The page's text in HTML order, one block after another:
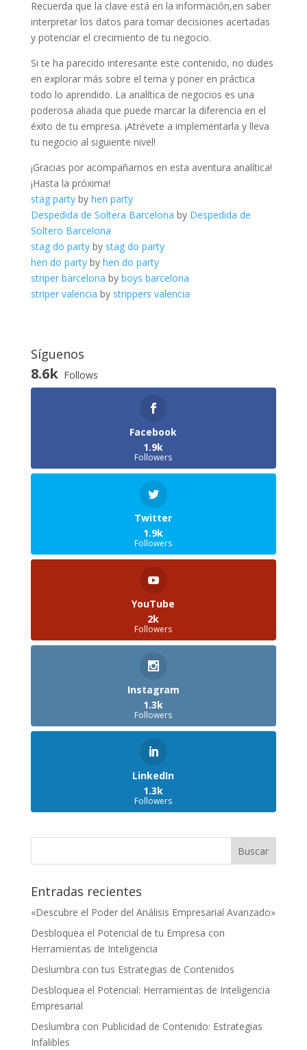
⁤Recuerda⁣ que la clave está en la ⁤información,en saber
interpretar los ⁢datos para tomar decisiones‌ acertadas
y​ potenciar ‌el crecimiento ⁤de tu negocio.
Si te ha parecido interesante⁤ este contenido, no ⁣dudes
en explorar más sobre el tema y poner en práctica
todo ⁢lo aprendido. La⁢ analítica de negocios es⁣ una
poderosa​ aliada que ​puede‌ marcar la⁤ diferencia en ⁤el
éxito‌ de tu ⁢empresa. ¡Atrévete a implementarla y lleva
tu negocio ⁤al siguiente nivel!
¡Gracias por acompañarnos en esta aventura analítica!
¡Hasta la próxima!
stag partyby hen party
Despedida de Soltera Barcelona by Despedida de
Soltero Barcelona
stag do partyby stag do party
hen do partyby hen do party
striper barcelona by boys barcelona
striper valencia by strippers valencia
Síguenos
8.6k Follows
Facebook
1.9k
Followers
Twitter
1.9k
Followers
YouTube
2k
Followers
Instagram
1.3k
Followers
LinkedIn
1.3k
Followers
Entradas recientes
«Descubre el Poder del Análisis Empresarial Avanzado»
Desbloquea el Potencial de tu Empresa con
Herramientas de Inteligencia
Deslumbra con tus Estrategias de Contenidos
Desbloquea el Potencial: Herramientas de Inteligencia
Empresarial
Deslumbra con Publicidad de Contenido: Estrategias
Infalibles